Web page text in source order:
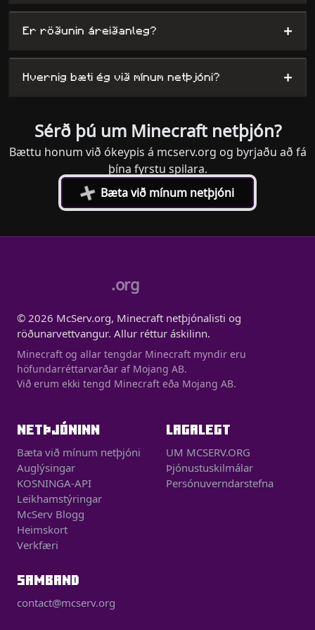
Er röðunin áreiðanleg? +
Hvernig bæti ég við mínum netþjóni? +
Sérð þú um Minecraft netþjón?
Bættu honum við ókeypis á mcserv.org og byrjaðu að fá
þína fyrstu spilara.
+Bæta við mínum netþjóni
.org
© 2026 McServ.org, Minecraft netþjónalisti og
röðunarvettvangur. Allur réttur áskilinn.
Minecraft og allar tengdar Minecraft myndir eru
höfundarréttarvarðar af Mojang AB.
Við erum ekki tengd Minecraft eða Mojang AB.
NETÞJÓNINN
Bæta við mínum netþjóni
Auglýsingar
KOSNINGA-API
Leikhamstýringar
McServ Blogg
Heimskort
Verkfæri
LAGALEGT
UM MCSERV.ORG
Þjónustuskilmálar
Persónuverndarstefna
SAMBAND
contact@mcserv.org